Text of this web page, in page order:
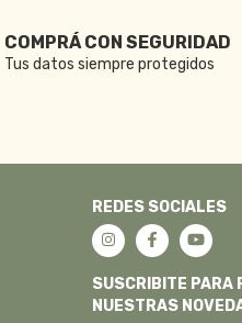
COMPRÁ CON SEGURIDAD
Tus datos siempre protegidos
REDES SOCIALES
SUSCRIBITE PARA
NUESTRAS